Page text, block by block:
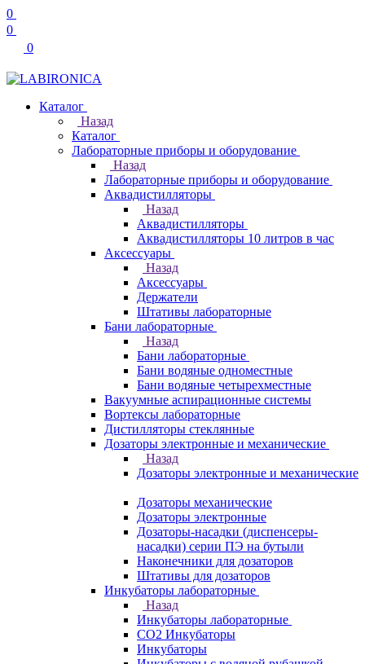
0
0
0
Каталог
Назад
Каталог
Лабораторные приборы и оборудование
Назад
Лабораторные приборы и оборудование
Аквадистилляторы
Назад
Аквадистилляторы
Аквадистилляторы 10 литров в час
Аксессуары
Назад
Аксессуары
Держатели
Штативы лабораторные
Бани лабораторные
Назад
Бани лабораторные
Бани водяные одноместные
Бани водяные четырехместные
Вакуумные аспирационные системы
Вортексы лабораторные
Дистилляторы стеклянные
Дозаторы электронные и механические
Назад
Дозаторы электронные и механические
Дозаторы механические
Дозаторы электронные
Дозаторы-насадки (диспенсеры-
насадки) серии ПЭ на бутыли
Наконечники для дозаторов
Штативы для дозаторов
Инкубаторы лабораторные
Назад
Инкубаторы лабораторные
CO2 Инкубаторы
Инкубаторы